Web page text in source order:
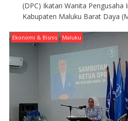
(DPC) Ikatan Wanita Pengusaha
Kabupaten Maluku Barat Daya
Ekonomi & Bisnis Maluku